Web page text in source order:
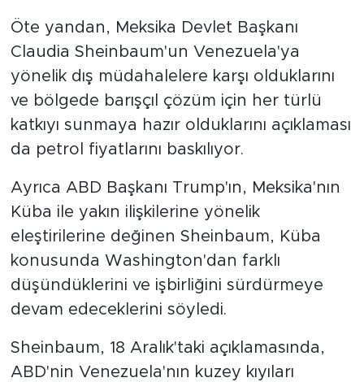
Öte yandan, Meksika Devlet Başkanı
Claudia Sheinbaum'un Venezuela'ya
yönelik dış müdahalelere karşı olduklarını
ve bölgede barışçıl çözüm için her türlü
katkıyı sunmaya hazır olduklarını açıklaması
da petrol fiyatlarını baskılıyor.
Ayrıca ABD Başkanı Trump'ın, Meksika'nın
Küba ile yakın ilişkilerine yönelik
eleştirilerine değinen Sheinbaum, Küba
konusunda Washington'dan farklı
düşündüklerini ve işbirliğini sürdürmeye
devam edeceklerini söyledi.
Sheinbaum, 18 Aralık'taki açıklamasında,
ABD'nin Venezuela'nın kuzey kıyıları